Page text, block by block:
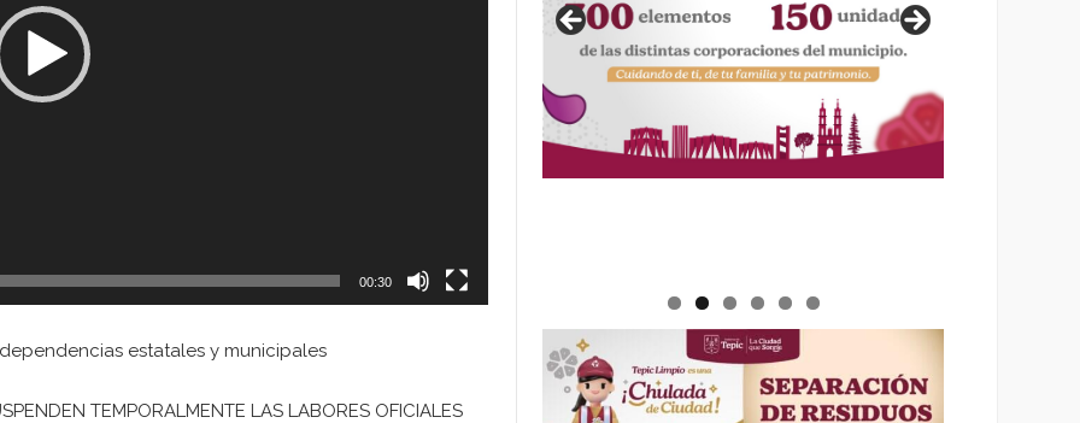
00:30
estatales y municipales
TEMPORALMENTE LAS LABORES OFICIALES